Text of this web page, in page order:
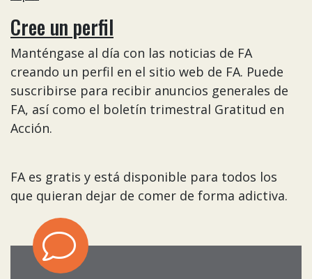
Cree un perfil
Manténgase al día con las noticias de FA
creando un perfil en el sitio web de FA. Puede
suscribirse para recibir anuncios generales de
FA, así como el boletín trimestral Gratitud en
Acción.
FA es gratis y está disponible para todos los
que quieran dejar de comer de forma adictiva.